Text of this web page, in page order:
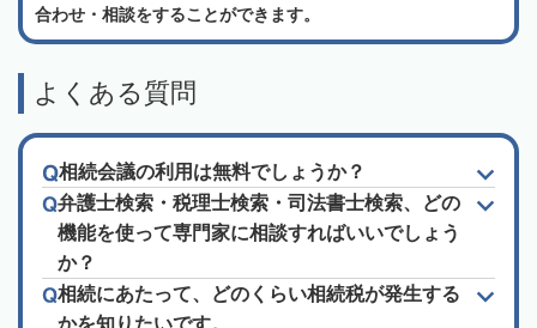
合わせ・相談をすることができます。
よくある質問
相続会議の利用は無料でしょうか？
弁護士検索・税理士検索・司法書士検索、どの
機能を使って専門家に相談すればいいでしょう
か？
相続にあたって、どのくらい相続税が発生する